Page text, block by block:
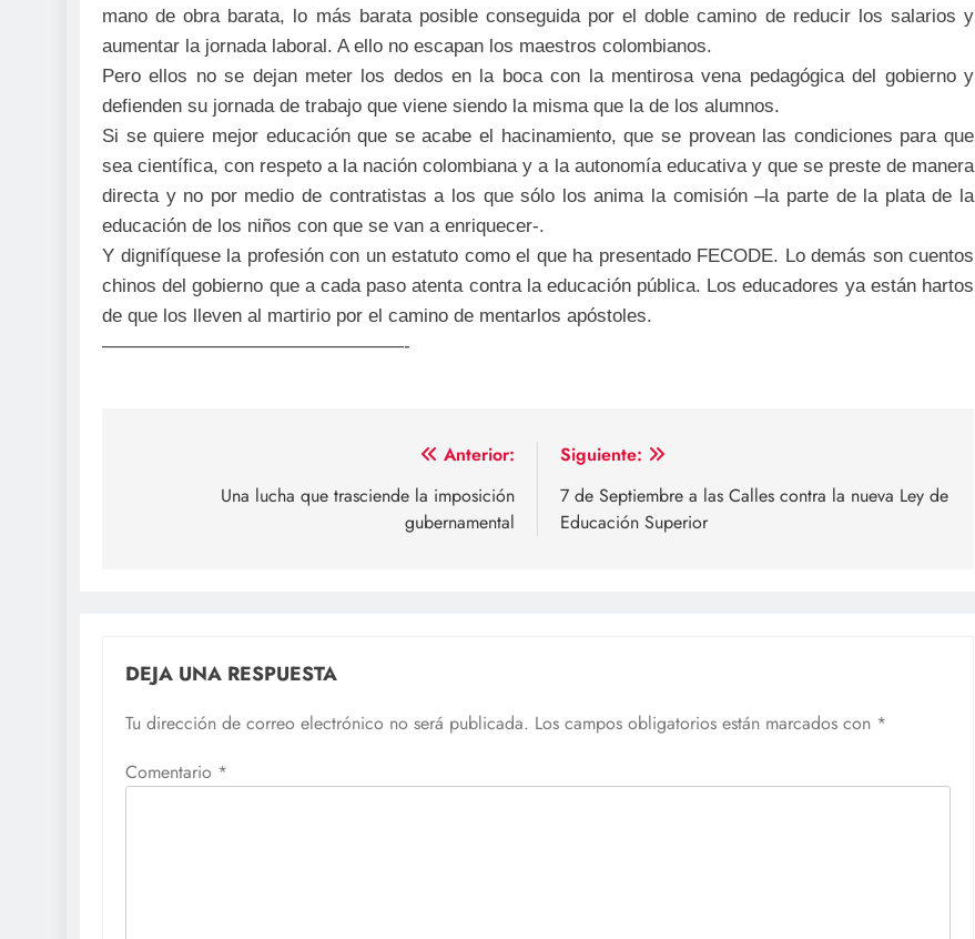
mano de obra barata, lo más barata posible conseguida por el doble camino de reducir los salarios y
aumentar la jornada laboral. A ello no escapan los maestros colombianos.
Pero ellos no se dejan meter los dedos en la boca con la mentirosa vena pedagógica del gobierno y
defienden su jornada de trabajo que viene siendo la misma que la de los alumnos.
Si se quiere mejor educación que se acabe el hacinamiento, que se provean las condiciones para que
sea científica, con respeto a la nación colombiana y a la autonomía educativa y que se preste de manera
directa y no por medio de contratistas a los que sólo los anima la comisión –la parte de la plata de la
educación de los niños con que se van a enriquecer-.
Y dignifíquese la profesión con un estatuto como el que ha presentado FECODE. Lo demás son cuentos
chinos del gobierno que a cada paso atenta contra la educación pública. Los educadores ya están hartos
de que los lleven al martirio por el camino de mentarlos apóstoles.
————————————————-
Anterior:
Una lucha que trasciende la imposición
gubernamental
Siguiente:
7 de Septiembre a las Calles contra la nueva Ley de
Educación Superior
DEJA UNA RESPUESTA
Tu dirección de correo electrónico no será publicada. Los campos obligatorios están marcados con *
Comentario *